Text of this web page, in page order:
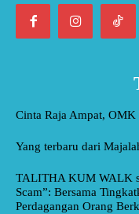
Cinta Raja Ampat,
Yang terbaru dari
TALITHA KUM WALK
Scam”: Bersama
Perdagangan Orang